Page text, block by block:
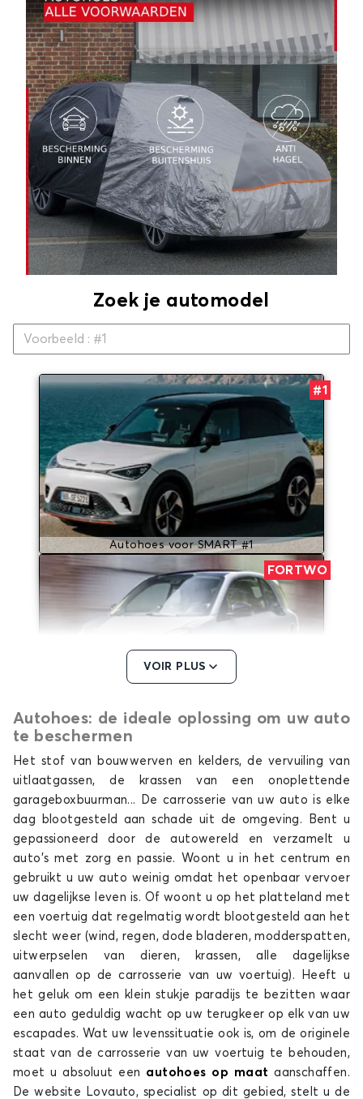
Zoek je automodel
#1
Autohoes voor SMART #1
FORTWO
Autohoes voor SMART FORTWO
Autohoes voor SMART ROADSTER
VOIR PLUS
Autohoes: de ideale oplossing om uw auto
te beschermen
Het stof van bouwwerven en kelders, de vervuiling van
uitlaatgassen, de krassen van een onoplettende
garageboxbuurman... De carrosserie van uw auto is elke
dag blootgesteld aan schade uit de omgeving. Bent u
gepassioneerd door de autowereld en verzamelt u
auto's met zorg en passie. Woont u in het centrum en
gebruikt u uw auto weinig omdat het openbaar vervoer
uw dagelijkse leven is. Of woont u op het platteland met
een voertuig dat regelmatig wordt blootgesteld aan het
slecht weer (wind, regen, dode bladeren, modderspatten,
uitwerpselen van dieren, krassen, alle dagelijkse
aanvallen op de carrosserie van uw voertuig). Heeft u
het geluk om een klein stukje paradijs te bezitten waar
een auto geduldig wacht op uw terugkeer op elk van uw
escapades. Wat uw levenssituatie ook is, om de originele
staat van de carrosserie van uw voertuig te behouden,
moet u absoluut een autohoes op maataanschaffen.
De website Lovauto, specialist op dit gebied, stelt u de